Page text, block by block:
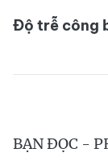
Độ trễ công
BẠN ĐỌC -